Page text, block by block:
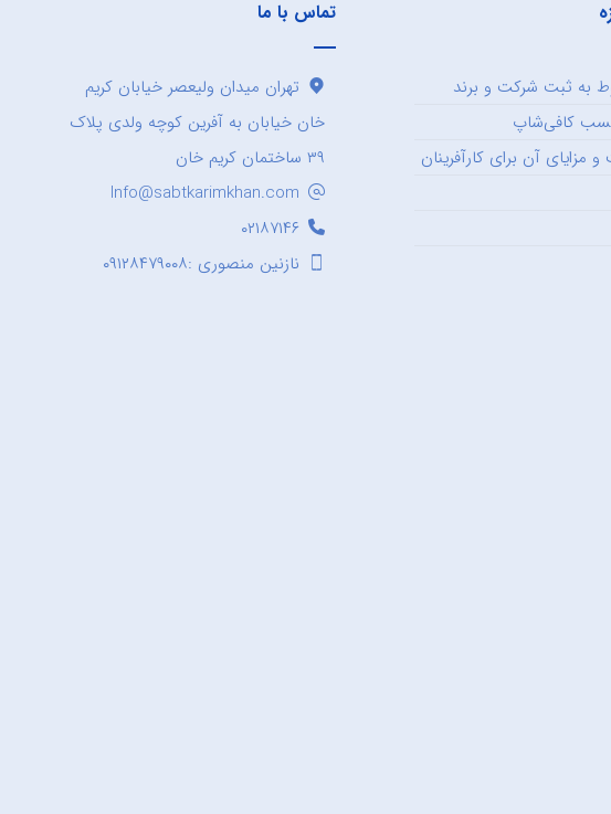
به ثبت شرکت و برند
کافی‌شاپ
آن برای کارآفرینان
تماس با ما
تهران میدان ولیعصر خیابان کریم
خان خیابان به آفرین کوچه ولدی پلاک
۳۹ ساختمان کریم خان
Info@sabtkarimkhan.com
۰۲۱۸۷۱۴۶
نازنین منصوری :۰۹۱۲۸۴۷۹۰۰۸